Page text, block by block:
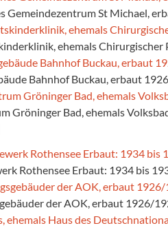
Gemeindezentrum St Michael,
ehemals
Bahnhof Buckau, erbaut
Gröninger Bad, ehemals
Rothensee Erbaut: 1934 bis
der AOK, erbaut 1926/